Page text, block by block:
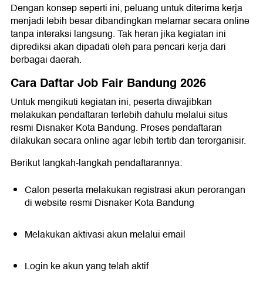
Dengan konsep seperti ini, peluang untuk diterima kerja
menjadi lebih besar dibandingkan melamar secara online
tanpa interaksi langsung. Tak heran jika kegiatan ini
diprediksi akan dipadati oleh para pencari kerja dari
berbagai daerah.
Cara Daftar Job Fair Bandung 2026
Untuk mengikuti kegiatan ini, peserta diwajibkan
melakukan pendaftaran terlebih dahulu melalui situs
resmi Disnaker Kota Bandung. Proses pendaftaran
dilakukan secara online agar lebih tertib dan terorganisir.
Berikut langkah-langkah pendaftarannya:
Calon peserta melakukan registrasi akun perorangan
di website resmi Disnaker Kota Bandung
Melakukan aktivasi akun melalui email
Login ke akun yang telah aktif